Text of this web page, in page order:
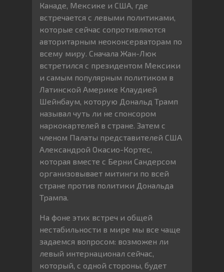
Канаде, Мексике и США, где
встречается с левыми политиками,
которые сейчас сопротивляются
авторитарным неоконсерваторам по
всему миру. Сначала Жан-Люк
встретился с президентом Мексики
и самым популярным политиком в
Латинской Америке Клаудией
Шейнбаум, которую Дональд Трамп
называл чуть ли не спонсором
наркокартелей в стране. Затем с
членом Палаты представителей США
Александрой Окасио-Кортес,
которая вместе с Берни Сандерсом
организовывает митинги по всей
стране против политики Дональда
Трампа.
На фоне этих встреч и общей
нестабильности в мире мы все чаще
задаемся вопросом: возможен ли
левый интернационал сейчас,
который, с одной стороны, будет